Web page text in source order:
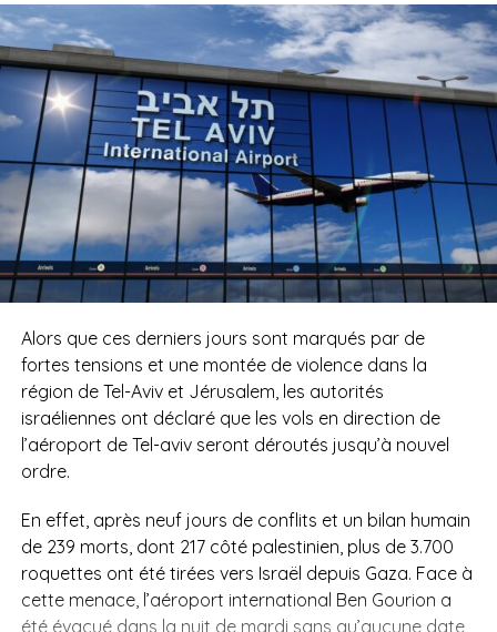
Alors que ces derniers jours sont marqués par de
fortes tensions et une montée de violence dans la
région de Tel-Avivet Jérusalem, les autorités
israéliennes ont déclaré que les vols en direction de
l’aéroport de Tel-avivseront déroutés jusqu’à nouvel
ordre.
En effet, après neuf jours de conflits et un bilan humain
de 239 morts, dont 217 côté palestinien , plus de 3.700
roquettes ont été tirées vers Israël depuis Gaza. Face à
cette menace, l’aéroport international Ben Gourion a
été évacué dans la nuit de mardi sans qu’aucune date